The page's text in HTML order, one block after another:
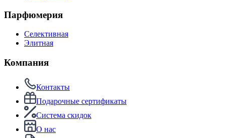
Парфюмерия
Селективная
Элитная
Компания
Контакты
Подарочные сертификаты
Система скидок
О нас